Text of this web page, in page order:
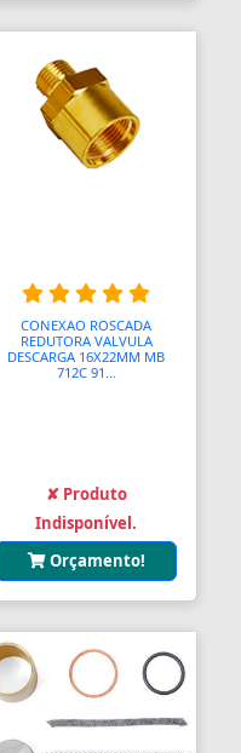
CONEXAO ROSCADA
REDUTORA VALVULA
DESCARGA 16X22MM MB
712C 91...
✘ Produto
Indisponível.
Orçamento!